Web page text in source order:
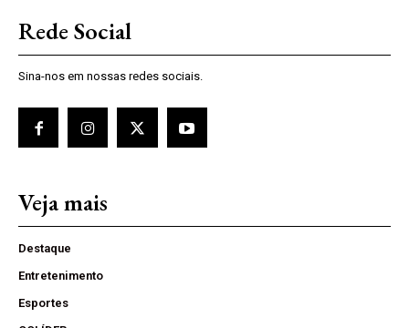
Rede Social
Sina-nos em nossas redes sociais.
Veja mais
Destaque
Entretenimento
Esportes